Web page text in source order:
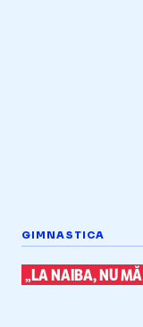
GIMNASTICA
„LA NAIBA, NU